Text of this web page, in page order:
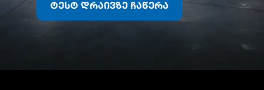
ტესტ დრაივზე ჩაწერა